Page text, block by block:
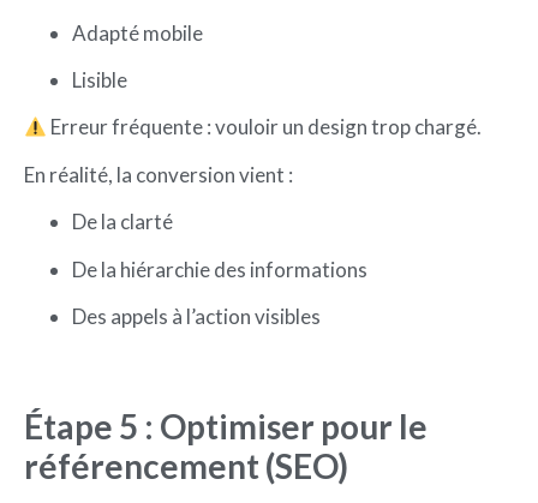
Adapté mobile
Lisible
Erreur fréquente : vouloir un design trop chargé.
En réalité, la conversion vient :
De la clarté
De la hiérarchie des informations
Des appels à l’action visibles
Étape 5 : Optimiser pour le
référencement (SEO)